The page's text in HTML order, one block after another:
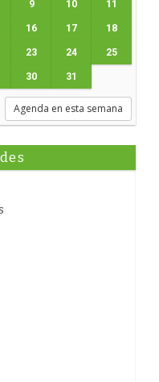
9 10 11
16 17 18
23 24 25
30 31
Agenda en esta semana